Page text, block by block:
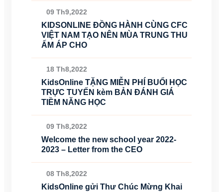
09 Th9,2022
KIDSONLINE ĐỒNG HÀNH CÙNG CFC
VIỆT NAM TẠO NÊN MÙA TRUNG THU
ẤM ÁP CHO
18 Th8,2022
KidsOnline TẶNG MIỄN PHÍ BUỔI HỌC
TRỰC TUYẾN kèm BẢN ĐÁNH GIÁ
TIỀM NĂNG HỌC
09 Th8,2022
Welcome the new school year 2022-
2023 – Letter from the CEO
08 Th8,2022
KidsOnline gửi Thư Chúc Mừng Khai